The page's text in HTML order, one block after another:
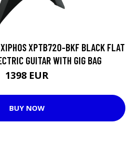
XPTB720-BKF BLACK FLAT
GUITAR WITH GIG BAG
1398 EUR
BUY NOW